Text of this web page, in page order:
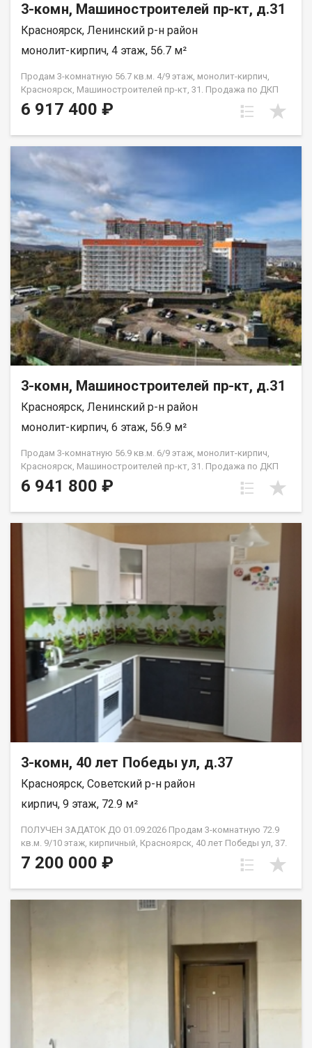
3-комн, Машиностроителей пр-кт, д.31
Красноярск, Ленинский р-н район
монолит-кирпич, 4 этаж, 56.7 м²
Продам 3-комнатную 56.7 кв.м. 4/9 этаж, монолит-кирпич,
Красноярск, Машиностроителей пр-кт, 31. Продажа по ДКП
НЕ ОТ ЗАСТРОЙЩИКА
6 917 400 ₽
3-комн, Машиностроителей пр-кт, д.31
Красноярск, Ленинский р-н район
монолит-кирпич, 6 этаж, 56.9 м²
Продам 3-комнатную 56.9 кв.м. 6/9 этаж, монолит-кирпич,
Красноярск, Машиностроителей пр-кт, 31. Продажа по ДКП
НЕ ОТ ЗАСТРОЙЩИКА
6 941 800 ₽
3-комн, 40 лет Победы ул, д.37
Красноярск, Советский р-н район
кирпич, 9 этаж, 72.9 м²
ПОЛУЧЕН ЗАДАТОК ДО 01.09.2026 Продам 3-комнатную 72.9
кв.м. 9/10 этаж, кирпичный, Красноярск, 40 лет Победы ул, 37.
Дом 2018 года постройки. Отделка от застройщика. Комнаты
изолированные: 13.4 м2 + 13.4 м2 + 18 м2., кухня 12.9 м2.,в
2.65 м2. Новым владельцам остаётся вся мебель, которая
безопасное пространство. · Детская поликлиника — 5 минут
пешком. · 2 детских сада — 6 минут пешком. · Школа — 12 минут
неспешной прогулки. Всё необходимое для роста и развития
ребенка — в шаговой доступности, без необходимости
обременений. Рассмотрим все виды расчёта. Полное юр
сопровождение сделки. Помощь в оформлении ипотеки.
7 200 000 ₽